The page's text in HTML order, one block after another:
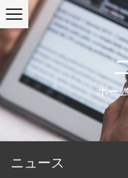
ホー
ニュース